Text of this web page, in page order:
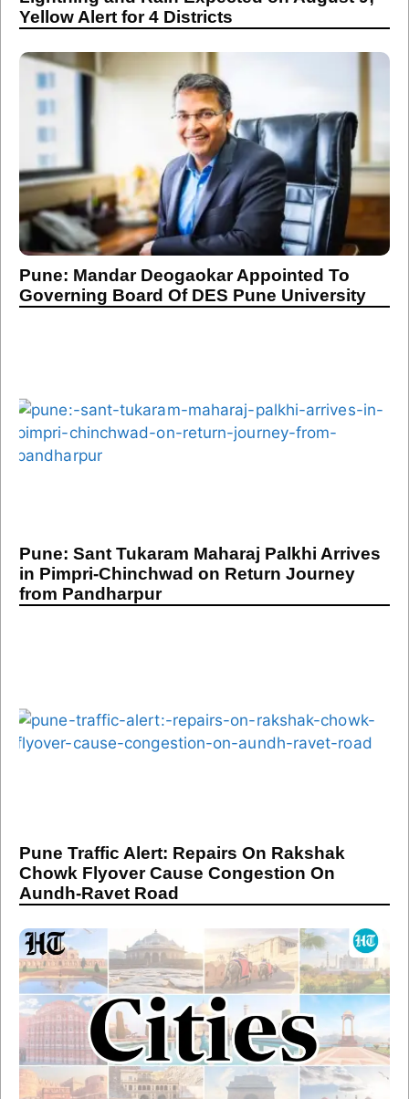
Yellow Alert for 4 Districts
Pune: Mandar Deogaokar Appointed To
Governing Board Of DES Pune University
Pune: Sant Tukaram Maharaj Palkhi Arrives
in Pimpri-Chinchwad on Return Journey
from Pandharpur
Pune Traffic Alert: Repairs On Rakshak
Chowk Flyover Cause Congestion On
Aundh-Ravet Road